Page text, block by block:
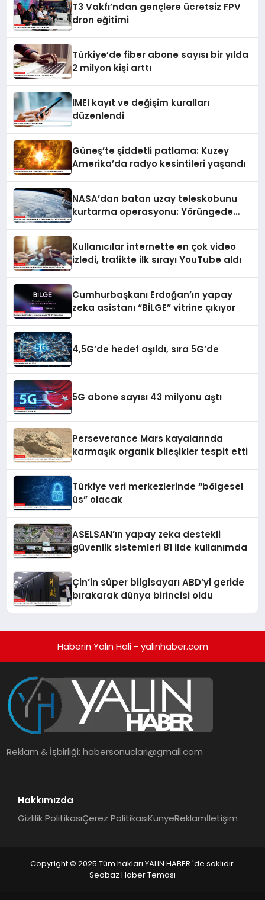
T3 Vakfı’ndan gençlere ücretsiz FPV
dron eğitimi
Türkiye’de fiber abone sayısı bir yılda
2 milyon kişi arttı
IMEI kayıt ve değişim kuralları
düzenlendi
Güneş’te şiddetli patlama: Kuzey
Amerika’da radyo kesintileri yaşandı
NASA’dan batan uzay teleskobunu
kurtarma operasyonu: Yörüngede
Kullanıcılar internette en çok video
izledi, trafikte ilk sırayı YouTube aldı
Cumhurbaşkanı Erdoğan’ın yapay
zeka asistanı “BİLGE” vitrine çıkıyor
4,5G’de hedef aşıldı, sıra 5G’de
5G abone sayısı 43 milyonu aştı
Perseverance Mars kayalarında
karmaşık organik bileşikler tespit etti
Türkiye veri merkezlerinde “bölgesel
üs” olacak
ASELSAN’ın yapay zeka destekli
güvenlik sistemleri 81 ilde kullanımda
Çin’in süper bilgisayarı ABD’yi geride
bırakarak dünya birincisi oldu
Haberin Yalın Hali - yalinhaber.com
Reklam & İşbirliği:habersonuclari@gmail.com
Hakkımızda
Gizlilik PolitikasıÇerez PolitikasıKünyeReklamİletişim
Copyright © 2025 Tüm hakları YALIN HABER 'de saklıdır.
Seobaz Haber Teması